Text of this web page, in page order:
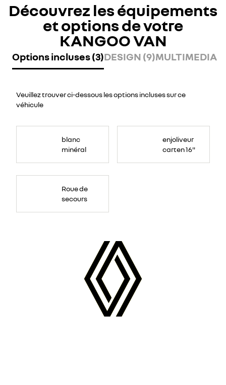
Découvrez les équipements
et options de votre
KANGOO VAN
Options incluses (3)DESIGN (9)MULTIMEDIA
Veuillez trouver ci-dessous les options incluses sur ce
véhicule
blanc
minéral
enjoliveur
carten 16"
Roue de
secours